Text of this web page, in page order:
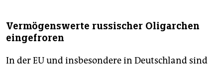
Vermögenswerte russischer Oligarchen
eingefroren
In der EU und insbesondere in Deutschland sind